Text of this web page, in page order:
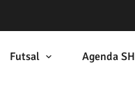
Futsal Agenda SH